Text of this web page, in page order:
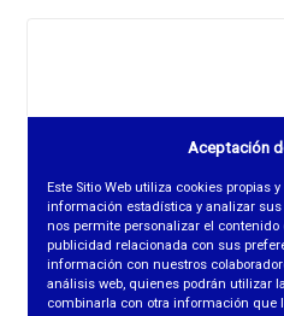
Aceptación
Este Sitio Web utiliza cookies propias
información estadística y analizar
nos permite personalizar el
publicidad relacionada con sus
información con nuestros
análisis web, quienes podrán utilizar
combinarla con otra información que